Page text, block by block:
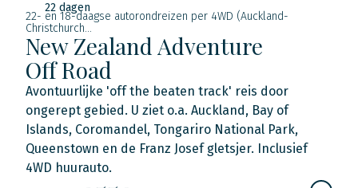
22 dagen
22- en 18-daagse autorondreizen per 4WD (Auckland-
Christchurch...
New Zealand Adventure
Off Road
Avontuurlijke 'off the beaten track' reis door
ongerept gebied. U ziet o.a. Auckland, Bay of
Islands, Coromandel, Tongariro National Park,
Queenstown en de Franz Josef gletsjer. Inclusief
4WD huurauto.